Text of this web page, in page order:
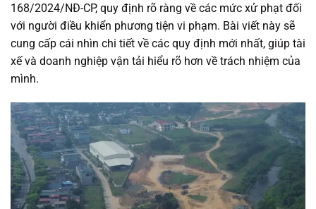
168/2024/NĐ-CP, quy định rõ ràng về các mức xử phạt đối
với người điều khiển phương tiện vi phạm. Bài viết này sẽ
cung cấp cái nhìn chi tiết về các quy định mới nhất, giúp tài
xế và doanh nghiệp vận tải hiểu rõ hơn về trách nhiệm của
mình.